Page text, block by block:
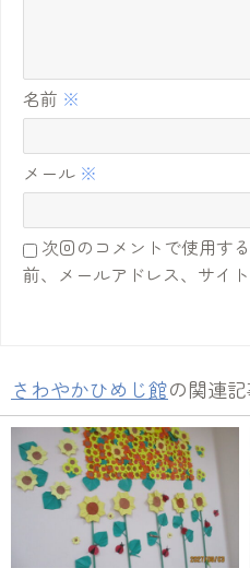
名前 ※
メール ※
次回のコメントで使用す
前、メールアドレス、サイト
さわやかひめじ館の関連